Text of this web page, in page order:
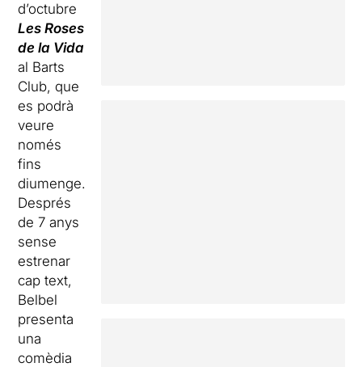
d’octubre
Les Roses
de la Vida
al Barts
Club, que
es podrà
veure
només
fins
diumenge.
Després
de 7 anys
sense
estrenar
cap text,
Belbel
presenta
una
comèdia